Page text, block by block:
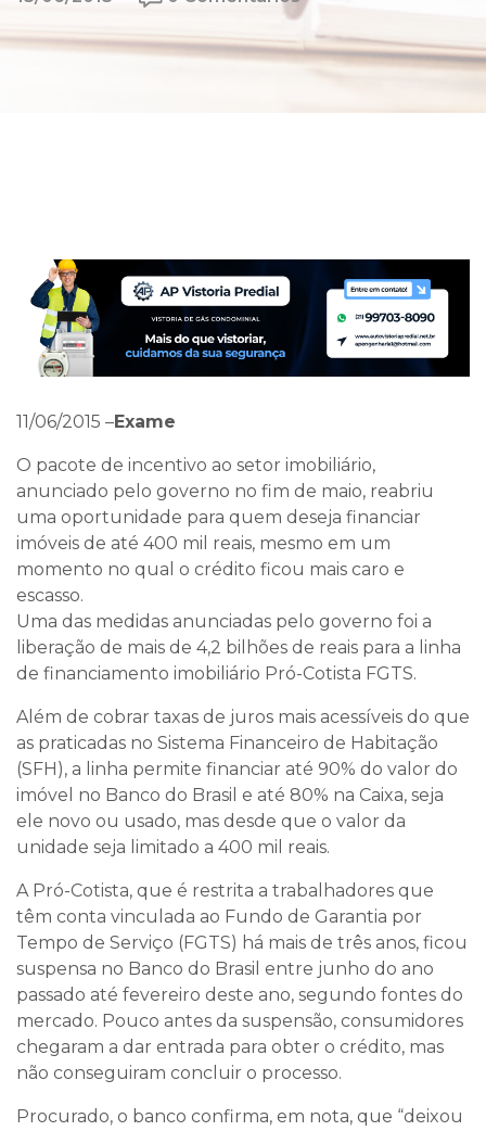
11/06/2015 –Exame
O pacote de incentivo ao setor imobiliário,
anunciado pelo governo no fim de maio, reabriu
uma oportunidade para quem deseja financiar
imóveis de até 400 mil reais, mesmo em um
momento no qual o crédito ficou mais caro e
escasso.
Uma das medidas anunciadas pelo governo foi a
liberação de mais de 4,2 bilhões de reais para a linha
de financiamento imobiliário Pró-Cotista FGTS.
Além de cobrar taxas de juros mais acessíveis do que
as praticadas no Sistema Financeiro de Habitação
(SFH), a linha permite financiar até 90% do valor do
imóvel no Banco do Brasil e até 80% na Caixa, seja
ele novo ou usado, mas desde que o valor da
unidade seja limitado a 400 mil reais.
A Pró-Cotista, que é restrita a trabalhadores que
têm conta vinculada ao Fundo de Garantia por
Tempo de Serviço (FGTS) há mais de três anos, ficou
suspensa no Banco do Brasil entre junho do ano
passado até fevereiro deste ano, segundo fontes do
mercado. Pouco antes da suspensão, consumidores
chegaram a dar entrada para obter o crédito, mas
não conseguiram concluir o processo.
Procurado, o banco confirma, em nota, que “deixou